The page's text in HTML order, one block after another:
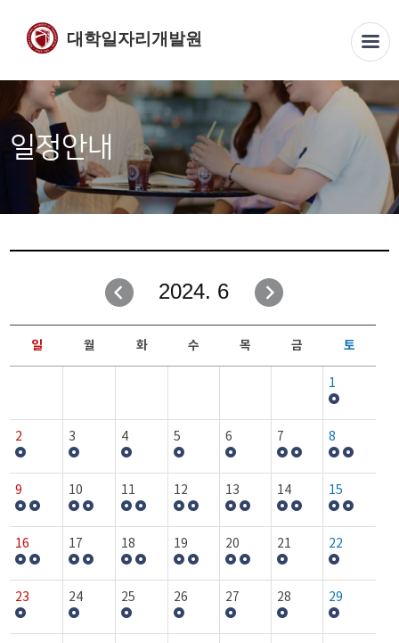
대학일자리개발원
일정안내
2024. 6
일 월 화 수 목 금 토
1
2 3 4 5 6 7 8
9 10 11 12 13 14 15
16 17 18 19 20 21 22
23 24 25 26 27 28 29